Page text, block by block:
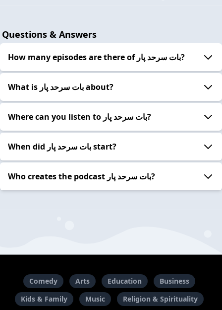
Questions & Answers
How many episodes are there of بات سرحد پار?
What is بات سرحد پار about?
Where can you listen to بات سرحد پار?
When did بات سرحد پار start?
Who creates the podcast بات سرحد پار?
Comedy Arts Education
Business
Kids & Family
Music Religion & Spirituality